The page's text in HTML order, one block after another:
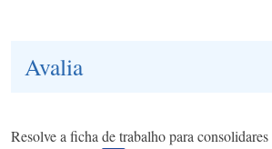
Avalia
Resolve a ficha de trabalho para consolidares